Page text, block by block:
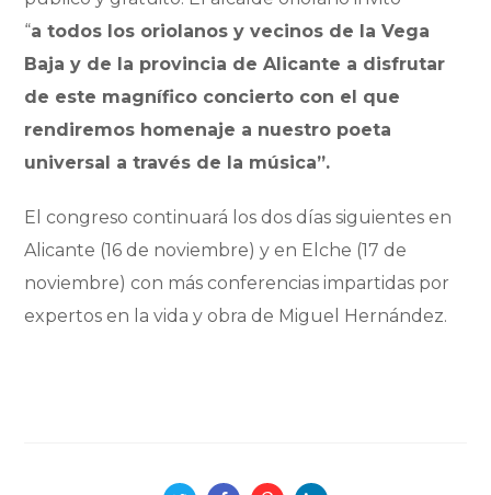
“a todos los oriolanos y vecinos de la Vega
Baja y de la provincia de Alicante a disfrutar
de este magnífico concierto con el que
rendiremos homenaje a nuestro poeta
universal a través de la música”.
El congreso continuará los dos días siguientes en
Alicante (16 de noviembre) y en Elche (17 de
noviembre) con más conferencias impartidas por
expertos en la vida y obra de Miguel Hernández.